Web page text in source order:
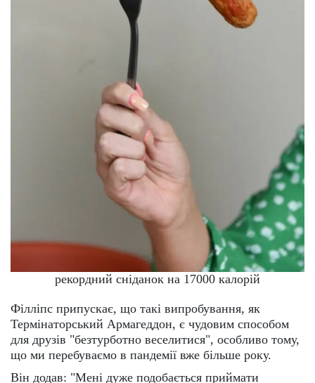
рекордний сніданок на 17000 калорій
Філліпс припускає, що такі випробування, як
Термінаторський Армагеддон, є чудовим способом
для друзів "безтурботно веселитися", особливо тому,
що ми перебуваємо в пандемії вже більше року.
Він додав: "Мені дуже подобається приймати